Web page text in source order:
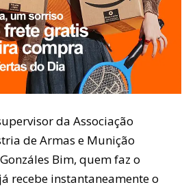
da Associação
de Armas e Munição
Bim, quem faz o
recebe instantaneamente o